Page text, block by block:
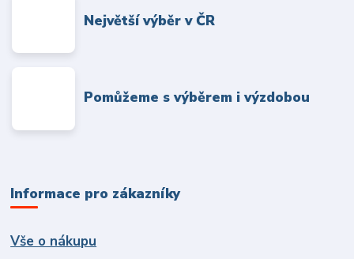
Největší výběr v ČR
Pomůžeme s výběrem i výzdobou
Informace pro zákazníky
Vše o nákupu